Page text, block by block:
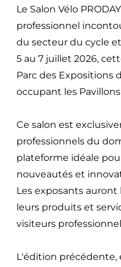
l
'
a
c
c
u
i
l
​Le Salon Vélo
professionnel
du secteur du cycle
5 au 7 juillet 2026,
Parc des Expositions
occupant les
Ce salon est
professionnels du
plateforme idéale
nouveautés et
Les exposants
leurs produits et
visiteurs
L'édition précédente,